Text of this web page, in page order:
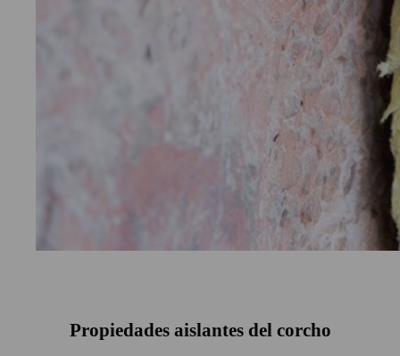
Propiedades aislantes del corcho